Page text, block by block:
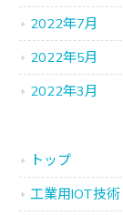
2022年7月
2022年5月
2022年3月
トップ
工業用IOT技術